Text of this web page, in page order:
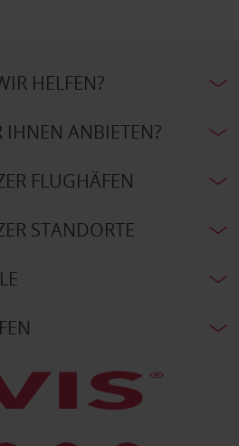
HELFEN?
ANBIETEN?
FLUGHÄFEN
STANDORTE